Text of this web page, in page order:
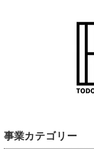
事業カテゴリー